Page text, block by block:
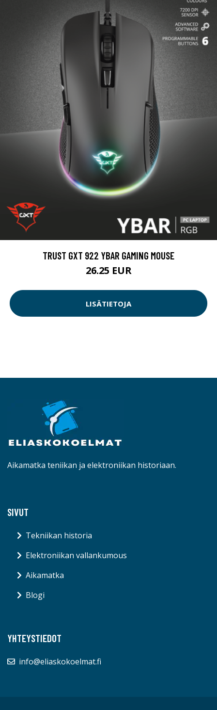
TRUST GXT 922 YBAR GAMING MOUSE
26.25 EUR
LISÄTIETOJA
Aikamatka teniikan ja elektroniikan historiaan.
SIVUT
Tekniikan historia
Elektroniikan vallankumous
Aikamatka
Blogi
YHTEYSTIEDOT
info@eliaskokoelmat.fi